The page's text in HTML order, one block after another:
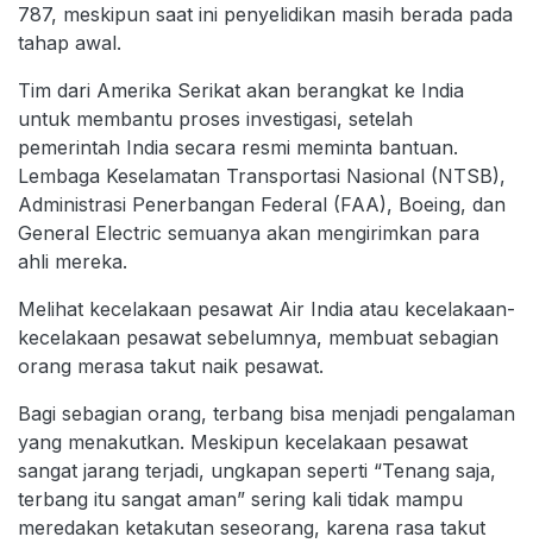
787, meskipun saat ini penyelidikan masih berada pada
tahap awal.
Tim dari Amerika Serikat akan berangkat ke India
untuk membantu proses investigasi, setelah
pemerintah India secara resmi meminta bantuan.
Lembaga Keselamatan Transportasi Nasional (NTSB),
Administrasi Penerbangan Federal (FAA), Boeing, dan
General Electric semuanya akan mengirimkan para
ahli mereka.
Melihat kecelakaan pesawat Air India atau kecelakaan-
kecelakaan pesawat sebelumnya, membuat sebagian
orang merasa takut naik pesawat.
Bagi sebagian orang, terbang bisa menjadi pengalaman
yang menakutkan. Meskipun kecelakaan pesawat
sangat jarang terjadi, ungkapan seperti “Tenang saja,
terbang itu sangat aman” sering kali tidak mampu
meredakan ketakutan seseorang, karena rasa takut